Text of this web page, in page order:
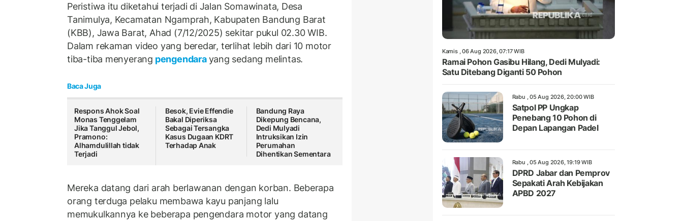
Peristiwa itu diketahui terjadi di Jalan Somawinata, Desa
Tanimulya, Kecamatan Ngamprah, Kabupaten Bandung Barat
(KBB), Jawa Barat, Ahad (7/12/2025) sekitar pukul 02.30 WIB.
Dalam rekaman video yang beredar, terlihat lebih dari 10 motor
tiba-tiba menyerang pengendarayang sedang melintas.
Baca Juga
Respons Ahok Soal
Monas Tenggelam
Jika Tanggul Jebol,
Pramono:
Alhamdulillah tidak
Terjadi
Besok, Evie Effendie
Bakal Diperiksa
Sebagai Tersangka
Kasus Dugaan KDRT
Terhadap Anak
Bandung Raya
Dikepung Bencana,
Dedi Mulyadi
Intruksikan Izin
Perumahan
Dihentikan Sementara
Mereka datang dari arah berlawanan dengan korban. Beberapa
orang terduga pelaku membawa kayu panjang lalu
memukulkannya ke beberapa pengendara motor yang datang
Kamis , 06 Aug 2026, 07:17 WIB
Ramai Pohon Gasibu Hilang, Dedi Mulyadi:
Satu Ditebang Diganti 50 Pohon
Rabu , 05 Aug 2026, 20:00 WIB
Satpol PP Ungkap
Penebang 10 Pohon di
Depan Lapangan Padel
Rabu , 05 Aug 2026, 19:19 WIB
DPRD Jabar dan Pemprov
Sepakati Arah Kebijakan
APBD 2027